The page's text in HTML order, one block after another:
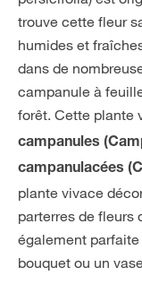
trouve cette fleur
humides et
dans de
campanule à
forêt. Cette plante
campanules
campanulacées
plante vivace
parterres de fleurs
également
bouquet ou un